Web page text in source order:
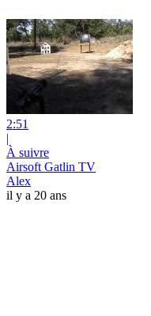
2:51
|
À suivre
Airsoft Gatlin TV
Alex
il y a 20 ans